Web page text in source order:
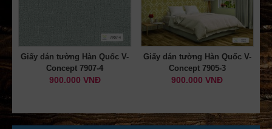
Giấy dán tường Hàn Quốc V-
Concept 7907-4
900.000 VNĐ
Giấy dán tường Hàn Quốc V-
Concept 7905-3
900.000 VNĐ